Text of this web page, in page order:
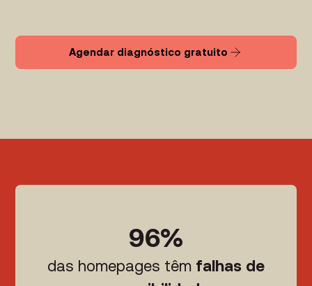
Agendar diagnóstico gratuito
96%
das homepages têm falhas de